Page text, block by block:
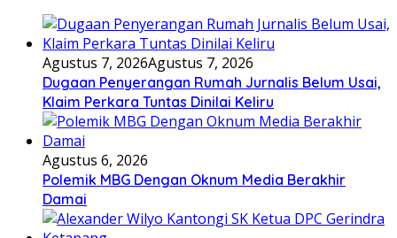
Agustus 7, 2026Agustus 7, 2026
Dugaan Penyerangan Rumah Jurnalis Belum Usai,
Klaim Perkara Tuntas Dinilai Keliru
Agustus 6, 2026
Polemik MBG Dengan Oknum Media Berakhir
Damai